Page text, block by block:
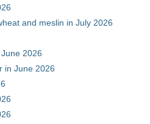
and meslin in July 2026
2026
in June 2026